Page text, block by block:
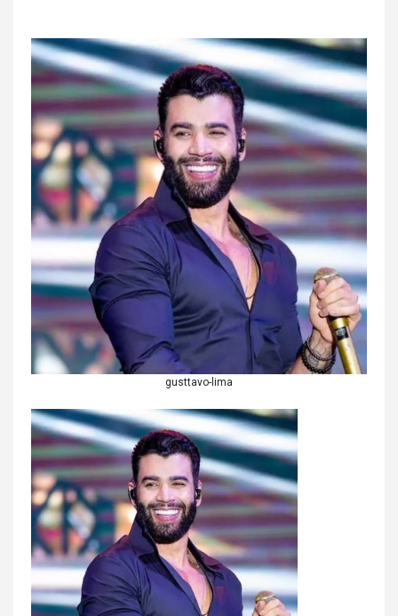
gusttavo-lima